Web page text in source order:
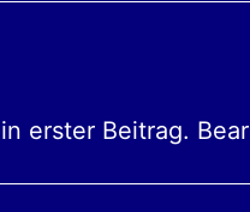
erster Beitrag.